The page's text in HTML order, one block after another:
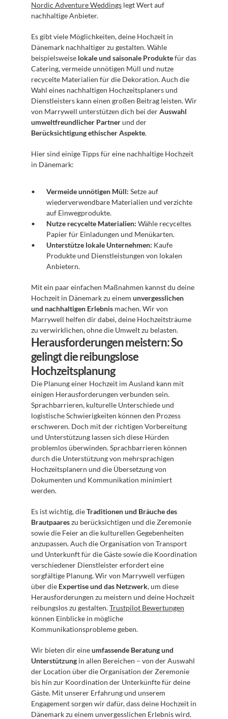
Nordic Adventure Weddings legt Wert auf
nachhaltige Anbieter.
Es gibt viele Möglichkeiten, deine Hochzeit in
Dänemark nachhaltiger zu gestalten. Wähle
beispielsweise lokale und saisonale Produkte für das
Catering, vermeide unnötigen Müll und nutze
recycelte Materialien für die Dekoration. Auch die
Wahl eines nachhaltigen Hochzeitsplaners und
Dienstleisters kann einen großen Beitrag leisten. Wir
von Marrywell unterstützen dich bei der Auswahl
umweltfreundlicher Partner
Berücksichtigung ethischer Aspekte.
Hier sind einige Tipps für eine nachhaltige Hochzeit
in Dänemark:
Vermeide unnötigen Müll: Setze auf
wiederverwendbare Materialien und verzichte
auf Einwegprodukte.
Nutze recycelte Materialien: Wähle recyceltes
Papier für Einladungen und Menükarten.
Unterstütze lokale Unternehmen: Kaufe
Produkte und Dienstleistungen von lokalen
Anbietern.
Mit ein paar einfachen Maßnahmen kannst du deine
Hochzeit in Dänemark zu einem unvergesslichen
und nachhaltigen Erlebnis machen. Wir von
Marrywell helfen dir dabei, deine Hochzeitsträume
zu verwirklichen, ohne die Umwelt zu belasten.
Herausforderungen meistern: So
gelingt die reibungslose
Hochzeitsplanung
Die Planung einer Hochzeit im Ausland kann mit
einigen Herausforderungen verbunden sein.
Sprachbarrieren, kulturelle Unterschiede und
logistische Schwierigkeiten können den Prozess
erschweren. Doch mit der richtigen Vorbereitung
und Unterstützung lassen sich diese Hürden
problemlos überwinden. Sprachbarrieren können
durch die Unterstützung von mehrsprachigen
Hochzeitsplanern und die Übersetzung von
Dokumenten und Kommunikation minimiert
werden.
Es ist wichtig, die Traditionen und Bräuche des
Brautpaares zu berücksichtigen und die Zeremonie
sowie die Feier an die kulturellen Gegebenheiten
anzupassen. Auch die Organisation von Transport
und Unterkunft für die Gäste sowie die Koordination
verschiedener Dienstleister erfordert eine
sorgfältige Planung. Wir von Marrywell verfügen
über die Expertise und das Netzwerk, um diese
Herausforderungen zu meistern und deine Hochzeit
reibungslos zu gestalten. Trustpilot Bewertungen
können Einblicke in mögliche
Kommunikationsprobleme geben.
Wir bieten dir eine umfassende Beratung und
Unterstützung in allen Bereichen – von der Auswahl
der Location über die Organisation der Zeremonie
bis hin zur Koordination der Unterkünfte für deine
Gäste. Mit unserer Erfahrung und unserem
Engagement sorgen wir dafür, dass deine Hochzeit in
Dänemark zu einem unvergesslichen Erlebnis wird.